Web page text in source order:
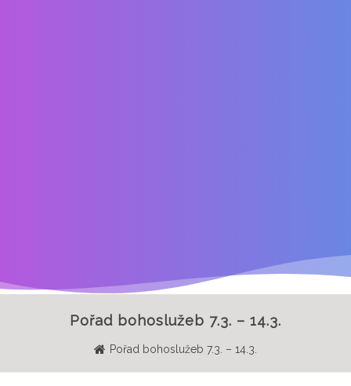
Pořad bohoslužeb 7.3. – 14.3.
Pořad bohoslužeb 7.3. – 14.3.